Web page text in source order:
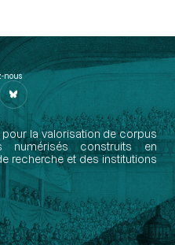
nous
la valorisation de corpus
numérisés construits en
recherche et des institutions